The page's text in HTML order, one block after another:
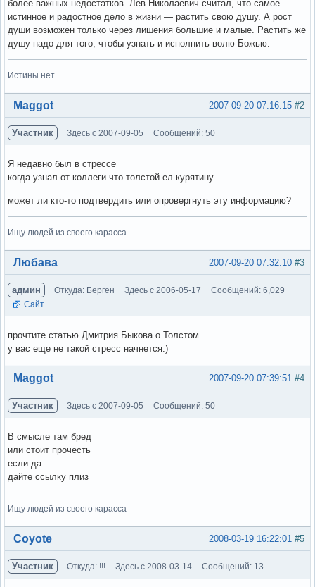
более важных недостатков. Лев Николаевич считал, что самое
истинное и радостное дело в жизни — растить свою душу. А рост
души возможен только через лишения большие и малые. Растить же
душу надо для того, чтобы узнать и исполнить волю Божью.
Истины нет
Вне форума #2
2007-09-20 07:16:15
Maggot
Участник Здесь с 2007-09-05 Сообщений: 50
Я недавно был в стрессе
когда узнал от коллеги что толстой ел курятину
может ли кто-то подтвердить или опровергнуть эту информацию?
Ищу людей из своего карасса
Вне форума #3
2007-09-20 07:32:10
Любава
админ Откуда: Берген Здесь с 2006-05-17
Сообщений: 6,029
Сайт
прочтите статью Дмитрия Быкова о Толстом
у вас еще не такой стресс начнется:)
Вне форума #4
2007-09-20 07:39:51
Maggot
Участник Здесь с 2007-09-05 Сообщений: 50
В смысле там бред
или стоит прочесть
если да
дайте ссылку плиз
Ищу людей из своего карасса
Вне форума #5
2008-03-19 16:22:01
Coyote
Участник Откуда: !!! Здесь с 2008-03-14 Сообщений: 13